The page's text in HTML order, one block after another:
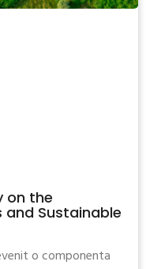
on the
and Sustainable
o componenta